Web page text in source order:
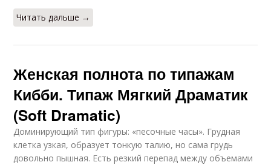
Читать дальше →
Женская полнота по типажам
Кибби. Типаж Мягкий Драматик
(Soft Dramatic)
Доминирующий тип фигуры: «песочные часы». Грудная
клетка узкая, образует тонкую талию, но сама грудь
довольно пышная. Есть резкий перепад между объемами